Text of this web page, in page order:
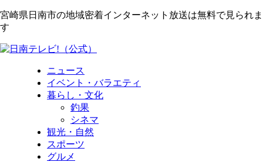
宮崎県日南市の地域密着インターネット放送は無料で見られま
す
ニュース
イベント・バラエティ
暮らし・文化
釣果
シネマ
観光・自然
スポーツ
グルメ